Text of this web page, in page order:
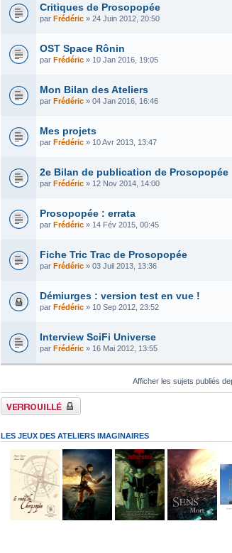
Critiques de Prosopopée
par Frédéric » 24 Juin 2012, 20:50
OST Space Rônin
par Frédéric » 10 Jan 2016, 19:05
Mon Bilan des Ateliers
par Frédéric » 04 Jan 2016, 16:46
Mes projets
par Frédéric » 10 Avr 2013, 13:47
2e Bilan de publication de Prosopopée
par Frédéric » 12 Nov 2014, 14:00
Prosopopée : errata
par Frédéric » 14 Fév 2015, 00:45
Fiche Tric Trac de Prosopopée
par Frédéric » 03 Juil 2013, 13:36
Démiurges : version test en vue !
par Frédéric » 10 Sep 2012, 23:52
Interview SciFi Universe
par Frédéric » 16 Mai 2012, 13:55
Afficher les sujets publiés
Forum verrouillé
LES JEUX DES ATELIERS IMAGINAIRES